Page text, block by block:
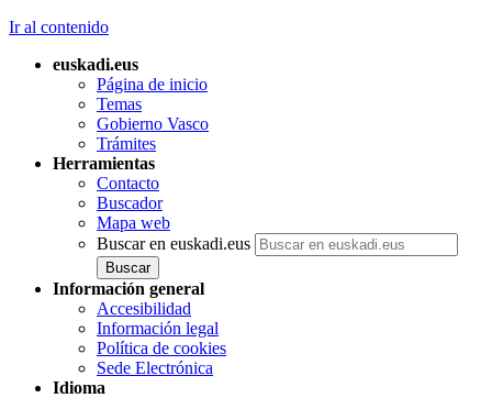
Ir al contenido
euskadi.eus
Página de inicio
Temas
Gobierno Vasco
Trámites
Herramientas
Contacto
Buscador
Mapa web
Buscar en euskadi.eus
Información general
Accesibilidad
Información legal
Política de cookies
Sede Electrónica
Idioma